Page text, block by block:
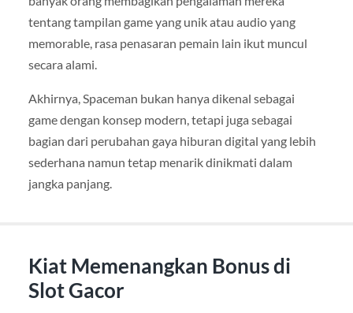
tentang tampilan game yang unik atau audio yang
memorable, rasa penasaran pemain lain ikut muncul
secara alami.
Akhirnya, Spaceman bukan hanya dikenal sebagai
game dengan konsep modern, tetapi juga sebagai
bagian dari perubahan gaya hiburan digital yang lebih
sederhana namun tetap menarik dinikmati dalam
jangka panjang.
Kiat Memenangkan Bonus di
Slot Gacor